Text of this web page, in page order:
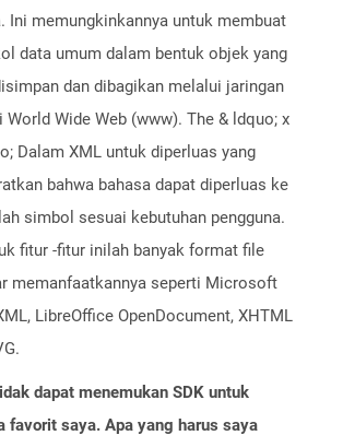
Ini memungkinkannya untuk membuat
data umum dalam bentuk objek yang
dan dibagikan melalui jaringan
World Wide Web (www). The & ldquo; x
Dalam XML untuk diperluas yang
bahwa bahasa dapat diperluas ke
simbol sesuai kebutuhan pengguna.
fitur -fitur inilah banyak format file
memanfaatkannya seperti Microsoft
LibreOffice OpenDocument, XHTML
dapat menemukan SDK untuk
favorit saya. Apa yang harus saya